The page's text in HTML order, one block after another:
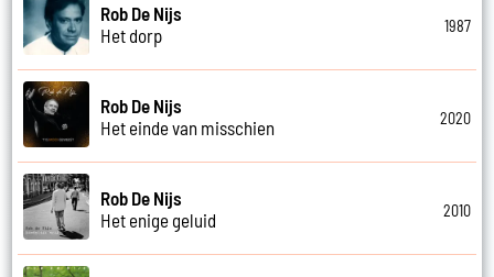
Rob De Nijs
Het dorp
1987
Rob De Nijs
Het einde van misschien
2020
Rob De Nijs
Het enige geluid
2010